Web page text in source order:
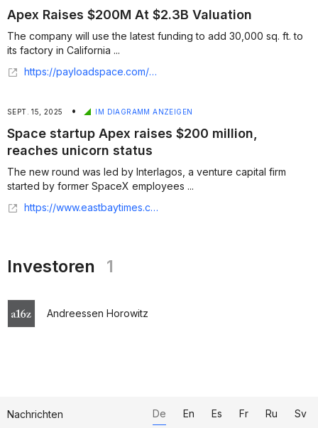
Apex Raises $200M At $2.3B Valuation
The company will use the latest funding to add 30,000 sq. ft. to
its factory in California ...
https://payloadspace.com/apex-raises-200m-at-2-3b-valuation/
SEPT. 15, 2025 • IM DIAGRAMM ANZEIGEN
Space startup Apex raises $200 million,
reaches unicorn status
The new round was led by Interlagos, a venture capital firm
started by former SpaceX employees ...
https://www.eastbaytimes.com/2025/09/12/space-startup-apex-raises-200-million-reaches-unicorn-status/
Investoren 1
Andreessen Horowitz
Nachrichten
De En Es Fr Ru Sv